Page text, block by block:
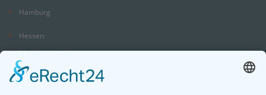
Hamburg
Hessen
Mecklenburg-Vorpommern
Niedersachsen